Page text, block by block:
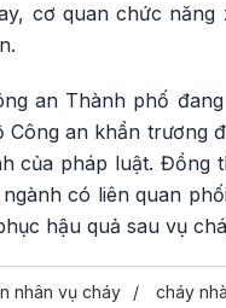
cơ quan chức
an Thành phố
Công an khẩn trương
của pháp luật. Đồng
có liên quan
hậu quả sau vụ
nhân vụ cháy cháy